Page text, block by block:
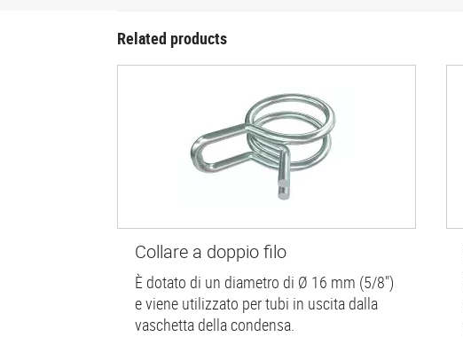
Related products
Collare a doppio filo
È dotato di un diametro di Ø 16 mm (5/8")
e viene utilizzato per tubi in uscita dalla
vaschetta della condensa.